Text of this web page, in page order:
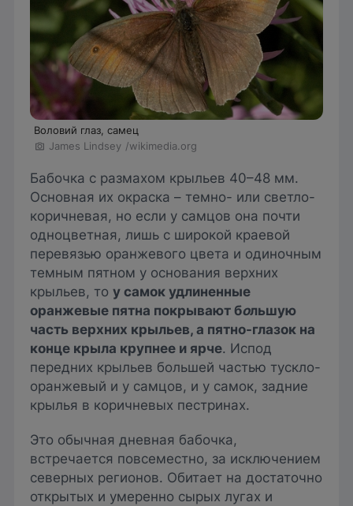
Воловий глаз, самец
James Lindsey /wikimedia.org
Бабочка с размахом крыльев 40–48 мм.
Основная их окраска – темно- или светло-
коричневая, но если у самцов она почти
одноцветная, лишь с широкой краевой
перевязью оранжевого цвета и одиночным
темным пятном у основания верхних
крыльев, то у самок удлиненные
оранжевые пятна покрывают большую
часть верхних крыльев, а пятно-глазок на
конце крыла крупнее и ярче. Испод
передних крыльев большей частью тускло-
оранжевый и у самцов, и у самок, задние
крылья в коричневых пестринах.
Это обычная дневная бабочка,
встречается повсеместно, за исключением
северных регионов. Обитает на достаточно
открытых и умеренно сырых лугах и